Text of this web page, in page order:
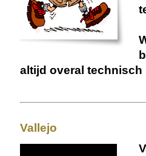
altijd overal technisch
Vallejo